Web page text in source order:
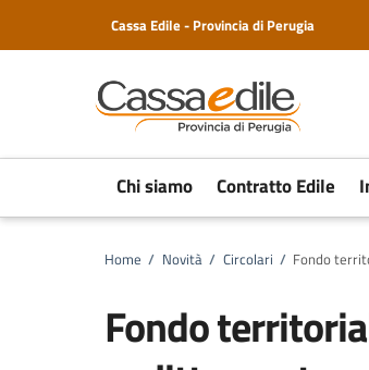
Cassa Edile - Provincia di Perugia
Chi siamo Contratto Edile
Home / Novità / Circolari / Fondo
Fondo